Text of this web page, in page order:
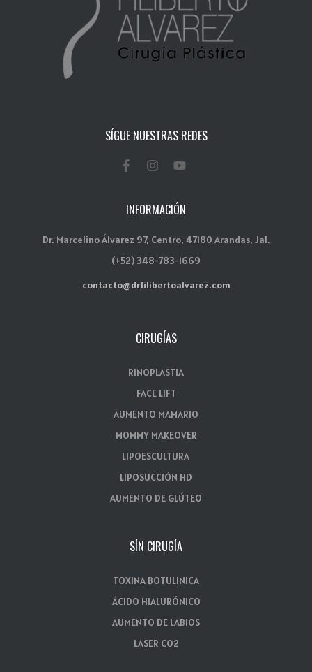
CIRUGÍAS
RINOPLASTIA
FACE LIFT
AUMENTO MAMARIO
MOMMY MAKEOVER
LIPOESCULTURA
LIPOSUCCIÓN HD
AUMENTO DE GLÚTEO
SÍN CIRUGÍA
TOXINA BOTULINICA
ÁCIDO HIALURÓNICO
AUMENTO DE LABIOS
LASER CO2
SÍGUE NUESTRAS REDES
INFORMACIÓN
Dr. Marcelino Álvarez 97, Centro, 47180 Arandas, Jal.
(+52) 348-783-1669
contacto@drfilibertoalvarez.com